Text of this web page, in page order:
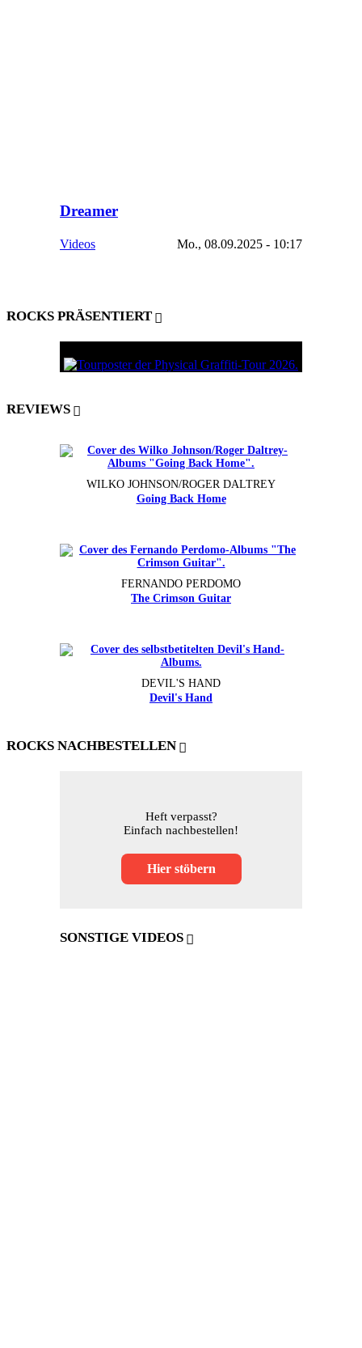
Dreamer
Videos Mo., 08.09.2025 - 10:17
ROCKS PRÄSENTIERT
REVIEWS
WILKO JOHNSON/ROGER DALTREY
Going Back Home
FERNANDO PERDOMO
The Crimson Guitar
DEVIL'S HAND
Devil's Hand
ROCKS NACHBESTELLEN
Heft verpasst?
Einfach nachbestellen!
Hier stöbern
SONSTIGE VIDEOS